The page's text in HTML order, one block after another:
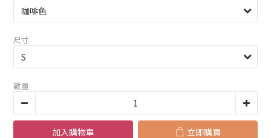
尺寸
數量
加入購物車 立即購買